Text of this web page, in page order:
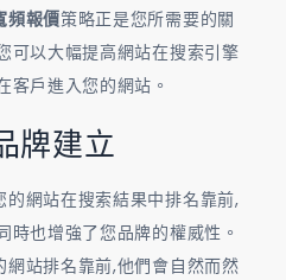
頻報價策略正是您所需要的關
可以大幅提高網站在搜索引擎
客戶進入您的網站。
牌建立
的網站在搜索結果中排名靠前,
時也增強了您品牌的權威性。
站排名靠前,他們會自然而然